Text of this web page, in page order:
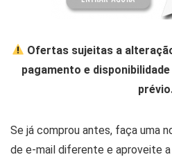
Ofertas sujeitas a
pagamento e
Se já comprou antes, faça uma
de e-mail diferente e aproveite